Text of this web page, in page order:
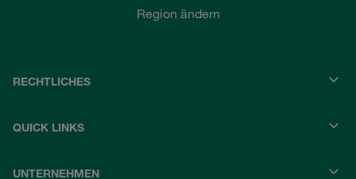
Region ändern
RECHTLICHES
QUICK LINKS
UNTERNEHMEN